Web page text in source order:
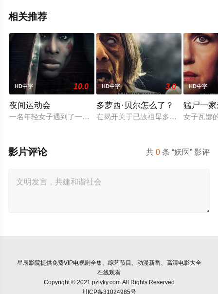
相关推荐
HD中字 10.0
夜间运动会
一名年轻女子遇到了一位在网上认识的富有男友。她很快发现
HD中字 3.0
多萝西·贝尔怎么了？
在揭开关于已故祖母多萝西·贝尔的
HD中字
猛尸一
女子瓦娜
共0 条 “妖医” 影评
影片评论
星辰影院提供免费VIP电视剧全集、综艺节目、动漫新番、高清电影大全
在线观看
Copyright © 2021 pzlyky.com All Rights Reserved
川ICP备31024985号